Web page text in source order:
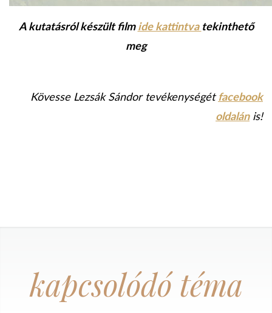
A kutatásról készült filmide kattintva tekinthető
meg
Kövesse Lezsák Sándor tevékenységétfacebook
oldalánis!
kapcsolódó téma